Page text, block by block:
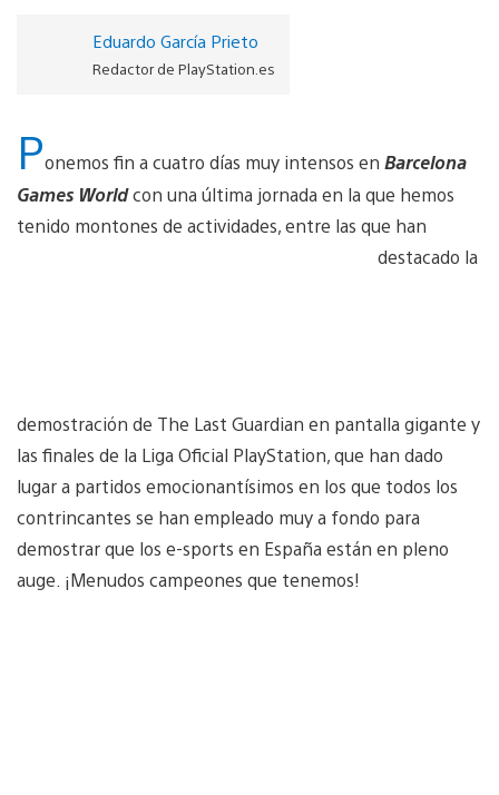
Eduardo García Prieto
Redactor de PlayStation.es
Ponemos fin a cuatro días muy intensos en Barcelona
Games Worldcon una última jornada en la que hemos
tenido montones de actividades, entre las que han
destacado la
demostración de The Last Guardian en pantalla gigante y
las finales de la Liga Oficial PlayStation, que han dado
lugar a partidos emocionantísimos en los que todos los
contrincantes se han empleado muy a fondo para
demostrar que los e-sports en España están en pleno
auge. ¡Menudos campeones que tenemos!